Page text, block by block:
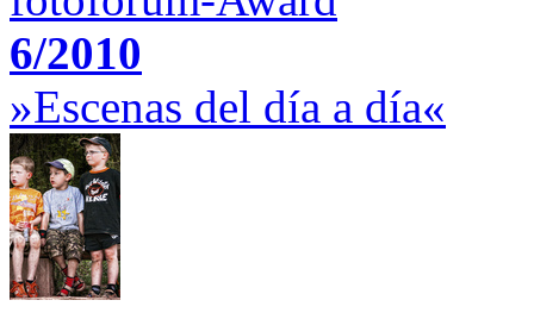
6/2010
»Escenas del día a día«